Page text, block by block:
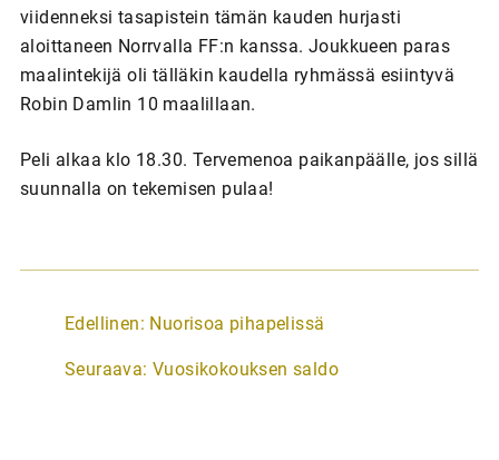
viidenneksi tasapistein tämän kauden hurjasti
aloittaneen Norrvalla FF:n kanssa. Joukkueen paras
maalintekijä oli tälläkin kaudella ryhmässä esiintyvä
Robin Damlin 10 maalillaan.
Peli alkaa klo 18.30. Tervemenoa paikanpäälle, jos sillä
suunnalla on tekemisen pulaa!
A
t
Edellinen: Nuorisoa pihapelissä
Seuraava: Vuosikokouksen saldo